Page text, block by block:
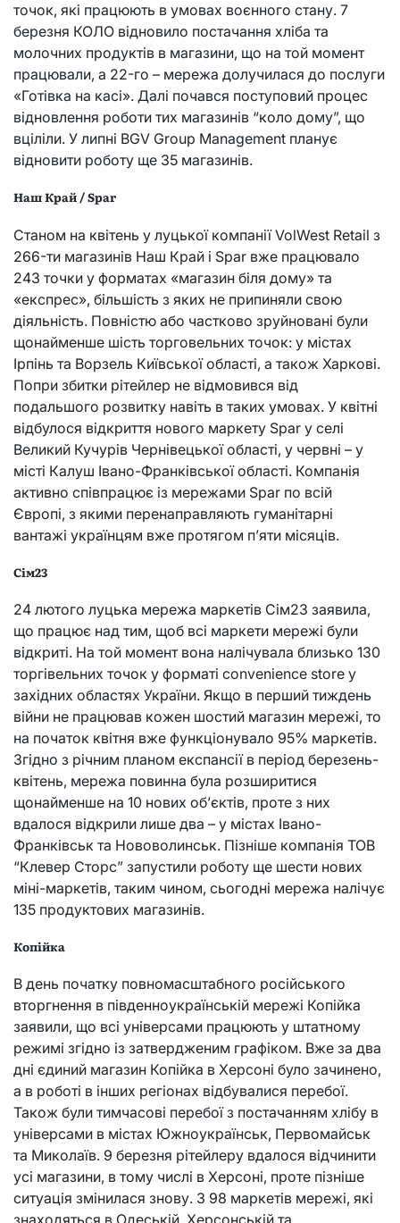
точок, які працюють в умовах воєнного стану. 7
березня КОЛО відновило постачання хліба та
молочних продуктів в магазини, що на той момент
працювали, а 22-го – мережа долучилася до послуги
«Готівка на касі». Далі почався поступовий процес
відновлення роботи тих магазинів “коло дому”, що
вціліли. У липні BGV Group Management планує
відновити роботу ще 35 магазинів.
Наш Край / Spar
Станом на квітень у луцької компанії VolWest Retail з
266-ти магазинів Наш Край і Spar вже працювало
243 точки у форматах «магазин біля дому» та
«експрес», більшість з яких не припиняли свою
діяльність. Повністю або частково зруйновані були
щонайменше шість торговельних точок: у містах
Ірпінь та Ворзель Київської області, а також Харкові.
Попри збитки рітейлер не відмовився від
подальшого розвитку навіть в таких умовах. У квітні
відбулося відкриття нового маркету Spar у селі
Великий Кучурів Чернівецької області, у червні – у
місті Калуш Івано-Франківської області. Компанія
активно співпрацює із мережами Spar по всій
Європі, з якими перенаправляють гуманітарні
вантажі українцям вже протягом п’яти місяців.
Сім23
24 лютого луцька мережа маркетів Сім23 заявила,
що працює над тим, щоб всі маркети мережі були
відкриті. На той момент вона налічувала близько 130
торгівельних точок у форматі convenience store у
західних областях України. Якщо в перший тиждень
війни не працював кожен шостий магазин мережі, то
на початок квітня вже функціонувало 95% маркетів.
Згідно з річним планом експансії в період березень-
квітень, мережа повинна була розширитися
щонайменше на 10 нових об’єктів, проте з них
вдалося відкрили лише два – у містах Івано-
Франківськ та Нововолинськ. Пізніше компанія ТОВ
“Клевер Сторс” запустили роботу ще шести нових
міні-маркетів, таким чином, сьогодні мережа налічує
135 продуктових магазинів.
Копійка
В день початку повномасштабного російського
вторгнення в південноукраїнській мережі Копійка
заявили, що всі універсами працюють у штатному
режимі згідно із затвердженим графіком. Вже за два
дні єдиний магазин Копійка в Херсоні було зачинено,
а в роботі в інших регіонах відбувалися перебої.
Також були тимчасові перебої з постачанням хлібу в
універсами в містах Южноукраїнськ, Первомайськ
та Миколаїв. 9 березня рітейлеру вдалося відчинити
усі магазини, в тому числі в Херсоні, проте пізніше
ситуація змінилася знову. З 98 маркетів мережі, які